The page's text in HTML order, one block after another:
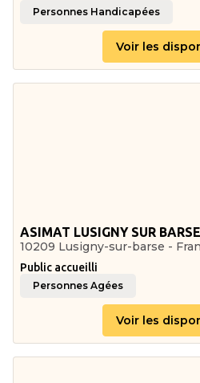
Personnes Handicapées
Voir les
ASIMAT LUSIGNY SUR BARSE
10209 Lusigny-sur-barse -
Public accueilli
Personnes Agées
Voir les